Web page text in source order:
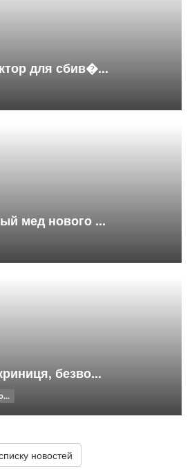
для сбив�...
мед нового ...
безво...
новостей